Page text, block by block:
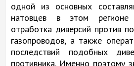
одной из основных
натовцев в этом регионе
отработка диверсий против
газопроводов, а также
последствий подобных
противника. Именно поэтому